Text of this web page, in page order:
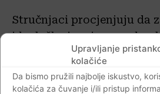
Upravljanje
kolačiće
Da bismo pružili najbolje iskustvo,
kolačića za čuvanje i/ili pristup
Stručnjaci procjenjuju da
ideološke ima i
“Hainiken” je nedavno
protiv jednog proizvođača